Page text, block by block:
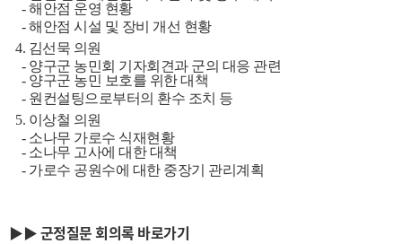
- 해안점 운영 현황
- 해안점 시설 및 장비 개선 현황
4. 김선묵 의원
- 양구군 농민회 기자회견과 군의 대응 관련
- 양구군 농민 보호를 위한 대책
- 원컨설팅으로부터의 환수 조치 등
5. 이상철 의원
- 소나무 가로수 식재현황
- 소나무 고사에 대한 대책
- 가로수 공원수에 대한 중장기 관리계획
▶▶ 군정질문 회의록 바로가기